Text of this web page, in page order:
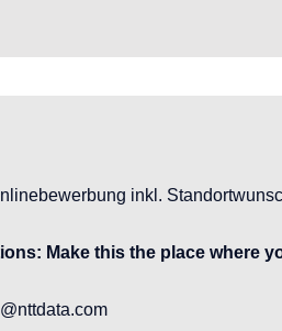
inkl.
Make this the place where